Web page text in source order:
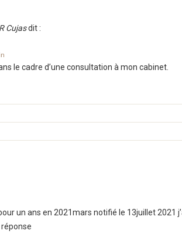
Cujasdit :
le cadre d’une consultation à mon cabinet.
un ans en 2021mars notifié le 13juillet 2021